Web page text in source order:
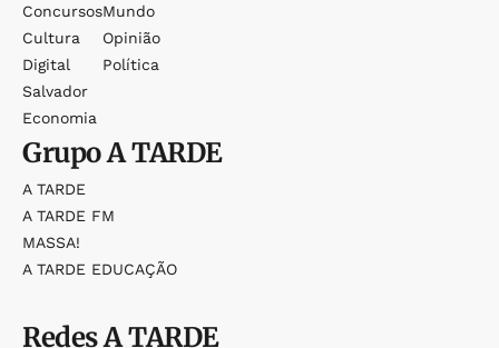
Concursos
Cultura
Digital
Salvador
Economia
Mundo
Opinião
Política
GrupoA TARDE
A TARDE
A TARDE FM
MASSA!
A TARDE EDUCAÇÃO
RedesA TARDE